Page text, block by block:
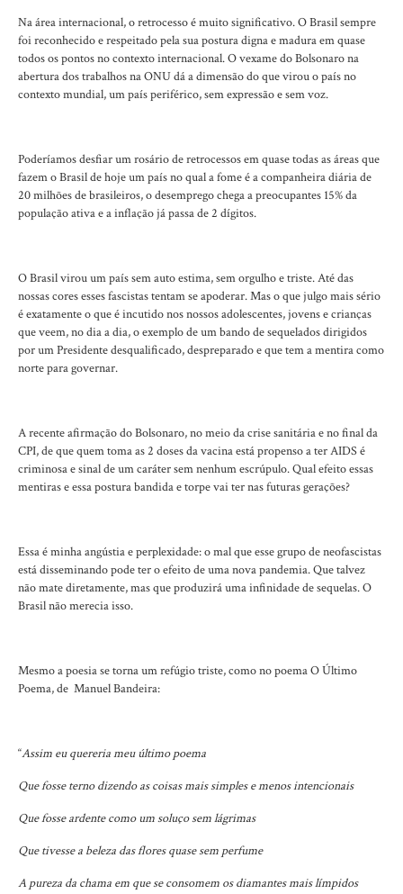
Na área internacional, o retrocesso é muito significativo. O Brasil sempre
foi reconhecido e respeitado pela sua postura digna e madura em quase
todos os pontos no contexto internacional. O vexame do Bolsonaro na
abertura dos trabalhos na ONU dá a dimensão do que virou o país no
contexto mundial, um país periférico, sem expressão e sem voz.
Poderíamos desfiar um rosário de retrocessos em quase todas as áreas que
fazem o Brasil de hoje um país no qual a fome é a companheira diária de
20 milhões de brasileiros, o desemprego chega a preocupantes 15% da
população ativa e a inflação já passa de 2 dígitos.
O Brasil virou um país sem auto estima, sem orgulho e triste. Até das
nossas cores esses fascistas tentam se apoderar. Mas o que julgo mais sério
é exatamente o que é incutido nos nossos adolescentes, jovens e crianças
que veem, no dia a dia, o exemplo de um bando de sequelados dirigidos
por um Presidente desqualificado, despreparado e que tem a mentira como
norte para governar.
A recente afirmação do Bolsonaro, no meio da crise sanitária e no final da
CPI, de que quem toma as 2 doses da vacina está propenso a ter AIDS é
criminosa e sinal de um caráter sem nenhum escrúpulo. Qual efeito essas
mentiras e essa postura bandida e torpe vai ter nas futuras gerações?
Essa é minha angústia e perplexidade: o mal que esse grupo de neofascistas
está disseminando pode ter o efeito de uma nova pandemia. Que talvez
não mate diretamente, mas que produzirá uma infinidade de sequelas. O
Brasil não merecia isso.
Mesmo a poesia se torna um refúgio triste, como no poema O Último
Poema, de Manuel Bandeira:
“Assim eu quereria meu último poema
Que fosse terno dizendo as coisas mais simples e menos intencionais
Que fosse ardente como um soluço sem lágrimas
Que tivesse a beleza das flores quase sem perfume
A pureza da chama em que se consomem os diamantes mais límpidos